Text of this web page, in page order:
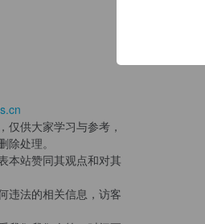
仅供大家学习与参考，
除处理。
本站赞同其观点和对其
违法的相关信息，访客